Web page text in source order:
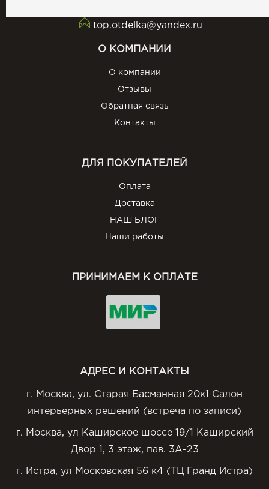
top.otdelka@yandex.ru
О КОМПАНИИ
О компании
Отзывы
Обратная связь
Контакты
ДЛЯ ПОКУПАТЕЛЕЙ
Оплата
Доставка
НАШ БЛОГ
Наши работы
ПРИНИМАЕМ К ОПЛАТЕ
АДРЕС И КОНТАКТЫ
г. Москва, ул. Старая Басманная 20к1 Салон
интерьерных решений (встреча по записи)
г. Москва, ул Каширское шоссе 19/1 Каширский
Двор 1, 3 этаж, пав. 3А-23
г. Истра, ул Московская 56 к4 (ТЦ Гранд Истра)